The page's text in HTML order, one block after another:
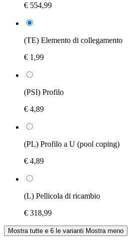
€ 554,99
(TE) Elemento di collegamento
€ 1,99
(PSI) Profilo
€ 4,89
(PL) Profilo a U (pool coping)
€ 4,89
(L) Pellicola di ricambio
€ 318,99
Mostra tutte e 6 le varianti Mostra meno